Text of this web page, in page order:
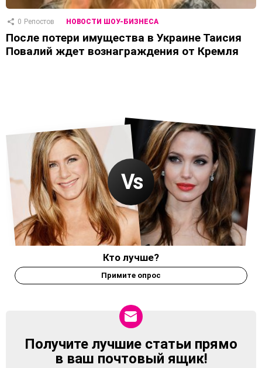
0 Репостов НОВОСТИ ШОУ-БИЗНЕСА
После потери имущества в Украине Таисия
Повалий ждет вознаграждения от Кремля
Кто лучше?
Примите опрос
NEWSLETTER
Получите лучшие статьи прямо
в ваш почтовый ящик!